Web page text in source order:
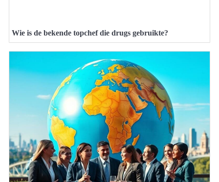
Wie is de bekende topchef die drugs gebruikte?